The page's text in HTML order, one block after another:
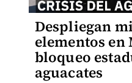
Despliegan
elementos
bloqueo
aguacates